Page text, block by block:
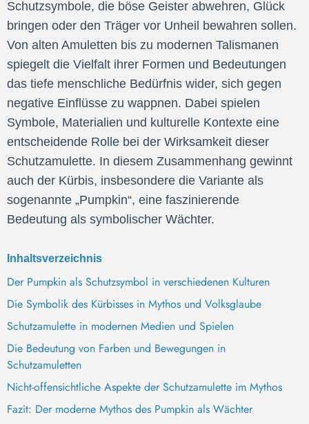
Schutzsymbole, die böse Geister abwehren, Glück
bringen oder den Träger vor Unheil bewahren sollen.
Von alten Amuletten bis zu modernen Talismanen
spiegelt die Vielfalt ihrer Formen und Bedeutungen
das tiefe menschliche Bedürfnis wider, sich gegen
negative Einflüsse zu wappnen. Dabei spielen
Symbole, Materialien und kulturelle Kontexte eine
entscheidende Rolle bei der Wirksamkeit dieser
Schutzamulette. In diesem Zusammenhang gewinnt
auch der Kürbis, insbesondere die Variante als
sogenannte „Pumpkin“, eine faszinierende
Bedeutung als symbolischer Wächter.
Inhaltsverzeichnis
Der Pumpkin als Schutzsymbol in verschiedenen Kulturen
Die Symbolik des Kürbisses in Mythos und Volksglaube
Schutzamulette in modernen Medien und Spielen
Die Bedeutung von Farben und Bewegungen in
Schutzamuletten
Nicht-offensichtliche Aspekte der Schutzamulette im Mythos
Fazit: Der moderne Mythos des Pumpkin als Wächter